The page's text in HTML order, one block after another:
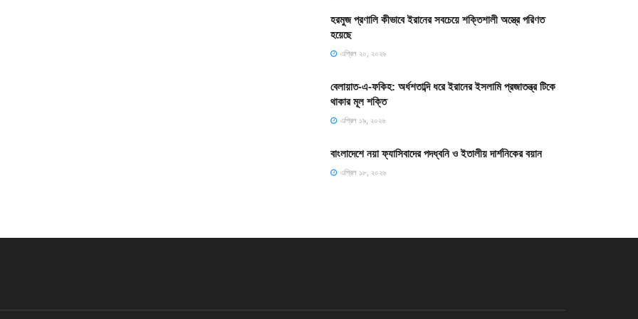
হরমুজ প্রণালি কীভাবে ইরানের সবচেয়ে শক্তিশালী অস্ত্রে পরিণত
হয়েছে
এপ্রিল ২০, ২০২৬
বেলায়াত-এ-ফকিহ: অর্ধশতাব্দি ধরে ইরানের ইসলামি প্রজাতন্ত্র টিকে
থাকার মূল শক্তি
এপ্রিল ১৯, ২০২৬
বাংলাদেশে নয়া ফ্যাসিবাদের পদধ্বনি ও ইতালীয় দার্শনিকের বয়ান
এপ্রিল ১৮, ২০২৬